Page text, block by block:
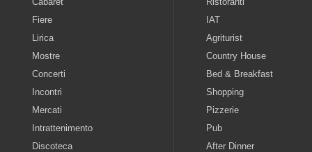
Fiere
Lirica
Mostre
Concerti
Incontri
Mercati
Intrattenimento
Discoteca
IAT
Agriturist
Country House
Bed & Breakfast
Shopping
Pizzerie
Pub
After Dinner